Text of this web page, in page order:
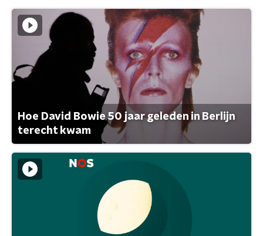
Hoe David Bowie 50 jaar geleden in Berlijn
terecht kwam